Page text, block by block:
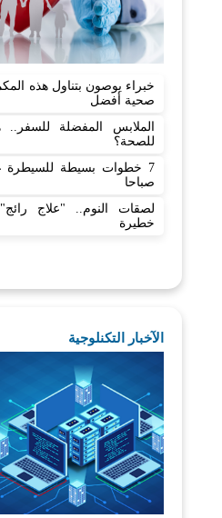
خبراء يوصون بتناول هذه
صحية أفضل
الملابس المفضلة
للصحة؟
7 خطوات بسيطة للسيطرة
صباحا
لصقات النوم.. "علاج
خطيرة
الآخبار التكنلوجية